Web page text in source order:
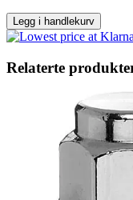
S/S
CAP
Legg i handlekurv
Relaterte